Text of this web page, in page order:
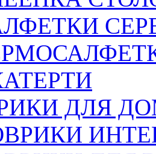
ДЛЯ